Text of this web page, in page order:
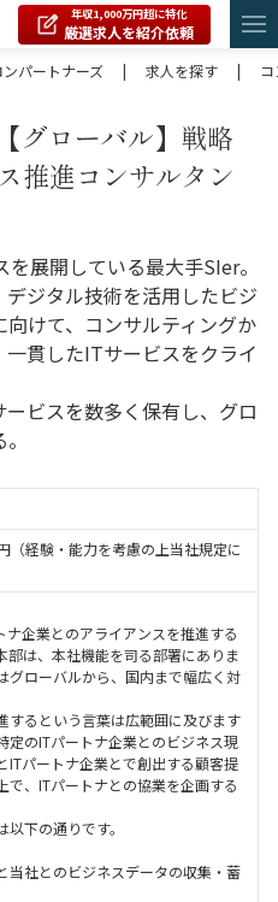
年収1,000万円超に特化
厳選求人を紹介依頼
パートナーズ
| 求人を探す |
グローバル】戦略
推進コンサルタン
展開している最大手SIer。
ジタル技術を活用したビジ
けて、コンサルティングか
貫したITサービスをクライ
ビスを数多く保有し、グロ
（経験・能力を考慮の上当社規定に
ナ企業とのアライアンスを推進する
部は、本社機能を司る部署にありま
グローバルから、国内まで幅広く対
するという言葉は広範囲に及びます
定のITパートナ企業とのビジネス現
ITパートナ企業とで創出する顧客提
で、ITパートナとの協業を企画する
下の通りです。
当社とのビジネスデータの収集・蓄